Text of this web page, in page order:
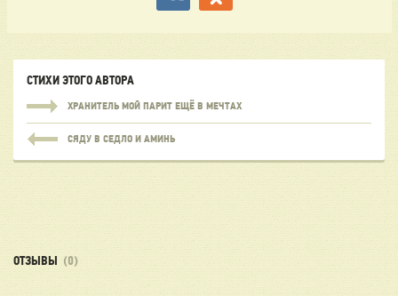
СТИХИ ЭТОГО АВТОРА
ХРАНИТЕЛЬ МОЙ ПАРИТ ЕЩЁ В МЕЧТАХ
СЯДУ В СЕДЛО И АМИНЬ
ОТЗЫВЫ (0)